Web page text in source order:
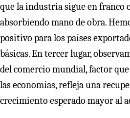
que la industria sigue en franco
absorbiendo mano de obra.
positivo para los países
básicas. En tercer lugar,
del comercio mundial, factor
las economías, refleja una
crecimiento esperado mayor al